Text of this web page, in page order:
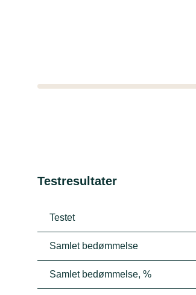
Testresultater
Testet
Samlet bedømmelse
Samlet bedømmelse, %